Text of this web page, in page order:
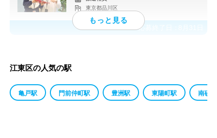
東京都品川区
応募終了日：
江東区の人気の駅
亀戸駅 門前仲町駅 豊洲駅 東陽町駅 南砂